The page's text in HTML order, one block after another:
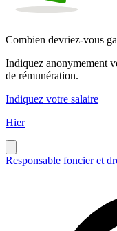
Combien devriez-vous
Indiquez anonymement
de rémunération.
Indiquez votre salaire
Hier
Responsable foncier et